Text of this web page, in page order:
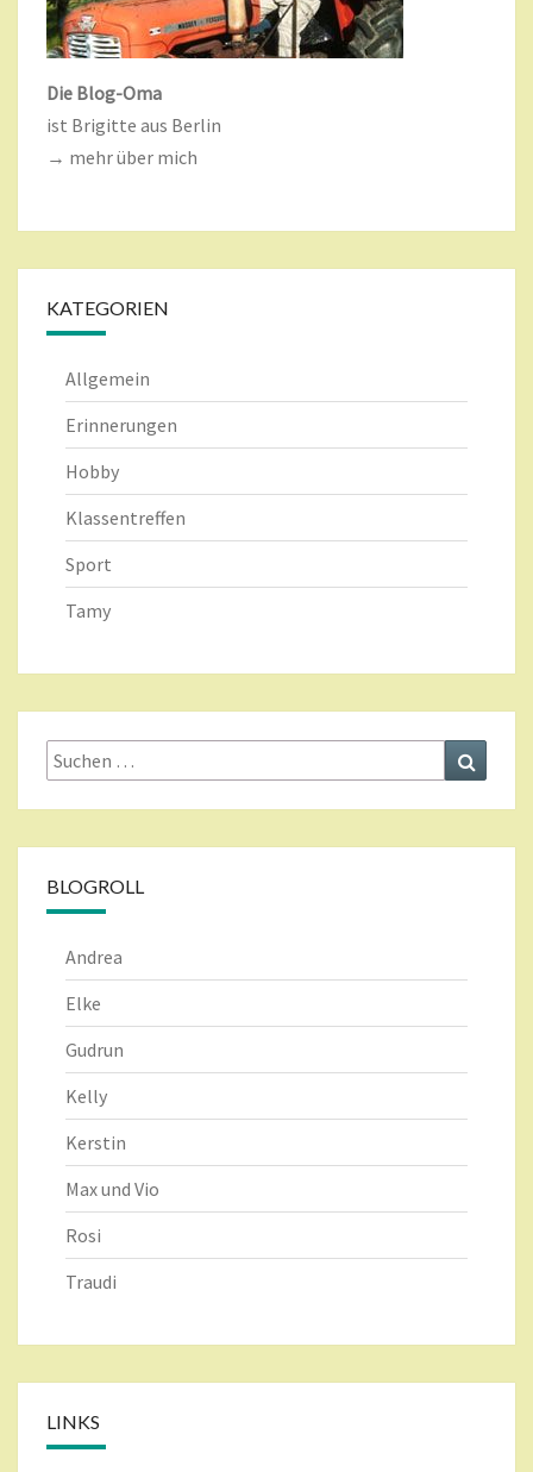
Die Blog-Oma
ist Brigitte aus Berlin
→ mehr über mich
KATEGORIEN
Allgemein
Erinnerungen
Hobby
Klassentreffen
Sport
Tamy
Suche
nach:
BLOGROLL
Andrea
Elke
Gudrun
Kelly
Kerstin
Max und Vio
Rosi
Traudi
LINKS